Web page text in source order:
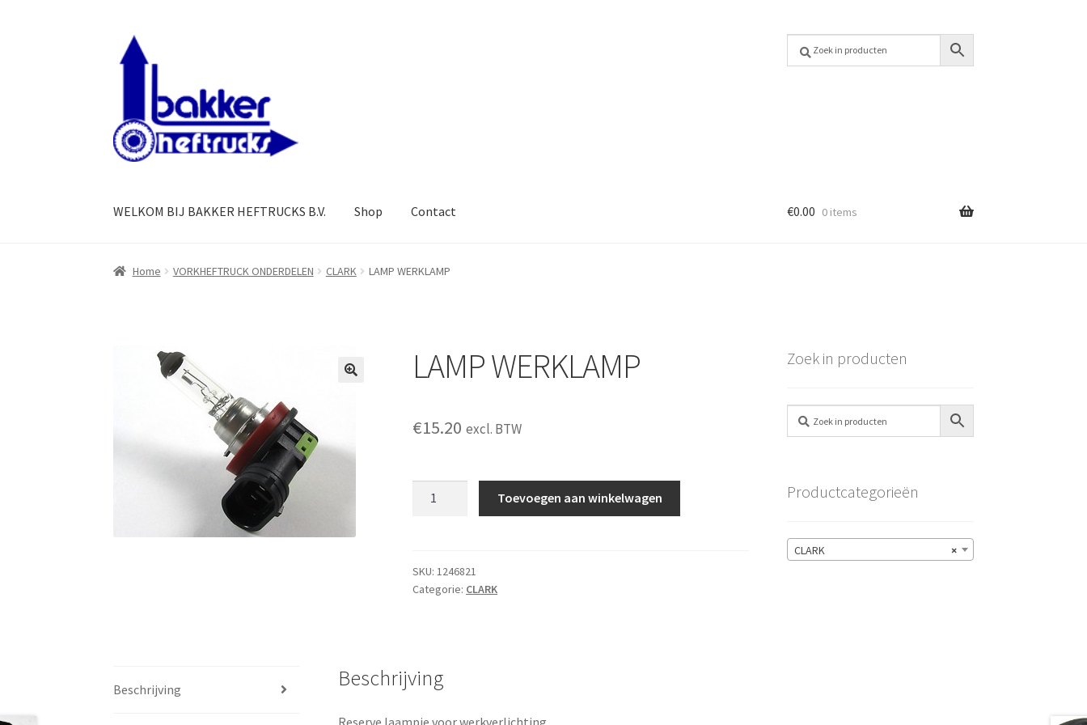
door
navigatie
naar
WELKOM BIJ BAKKER HEFTRUCKS B.V. Shop Contact €0.00 0 items
Home VORKHEFTRUCK ONDERDELEN CLARK LAMP WERKLAMP
LAMP WERKLAMP
€15.20 excl. BTW
Toevoegen aan winkelwagen
SKU:1246821
Categorie: CLARK
Beschrijving Beschrijving
Reserve laampje voor werkverlichting
Zoek in producten
Productcategorieën
×
CLARK